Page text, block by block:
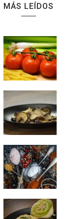
MÁS LEÍDOS